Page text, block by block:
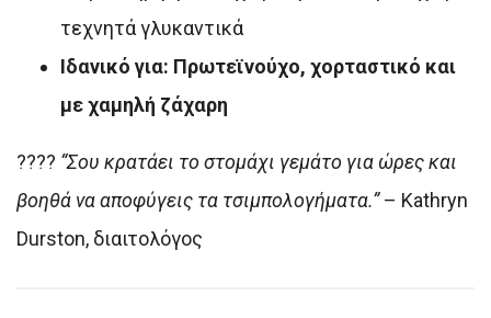
τεχνητά γλυκαντικά
Ιδανικό για: Πρωτεϊνούχο, χορταστικό και
με χαμηλή ζάχαρη
???? “Σου κρατάει το στομάχι γεμάτο για ώρες και
βοηθά να αποφύγεις τα τσιμπολογήματα.”– Kathryn
Durston, διαιτολόγος